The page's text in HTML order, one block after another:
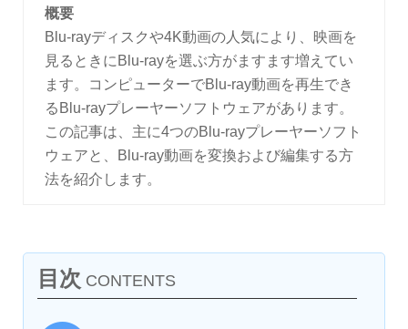
概要
Blu-rayディスクや4K動画の人気により、映画を
見るときにBlu-rayを選ぶ方がますます増えてい
ます。コンピューターでBlu-ray動画を再生でき
るBlu-rayプレーヤーソフトウェアがあります。
この記事は、主に4つのBlu-rayプレーヤーソフト
ウェアと、Blu-ray動画を変換および編集する方
法を紹介します。
目次 CONTENTS